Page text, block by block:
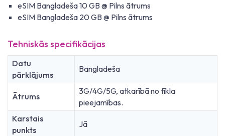
eSIM Bangladeša 10 GB @ Pilns ātrums
eSIM Bangladeša 20 GB @ Pilns ātrums
Tehniskās specifikācijas
Datu
pārklājums
Bangladeša
Ātrums
3G/4G/5G, atkarībā no tīkla
pieejamības.
Karstais
punkts
Jā